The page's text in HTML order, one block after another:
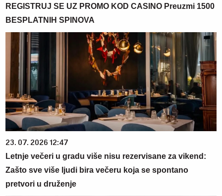
REGISTRUJ SE UZ PROMO KOD CASINO Preuzmi 1500
BESPLATNIH SPINOVA
23. 07. 2026 12:47
Letnje večeri u gradu više nisu rezervisane za vikend:
Zašto sve više ljudi bira večeru koja se spontano
pretvori u druženje